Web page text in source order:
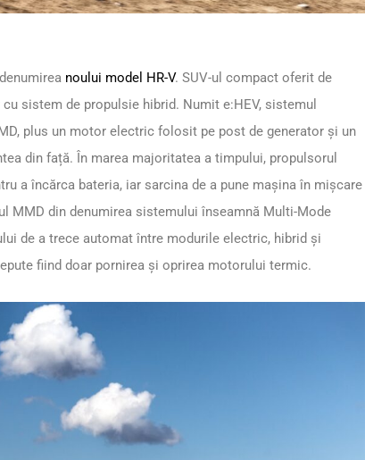
noului model HR-V. SUV-ul compact oferit de
sistem de propulsie hibrid. Numit e:HEV, sistemul
plus un motor electric folosit pe post de generator și un
din față. În marea majoritatea a timpului, propulsorul
a încărca bateria, iar sarcina de a pune mașina în mișcare
MMD din denumirea sistemului înseamnă Multi-Mode
de a trece automat între modurile electric, hibrid și
fiind doar pornirea și oprirea motorului termic.